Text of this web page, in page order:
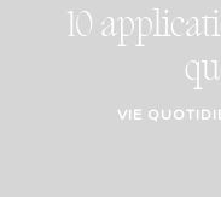
10
VIE